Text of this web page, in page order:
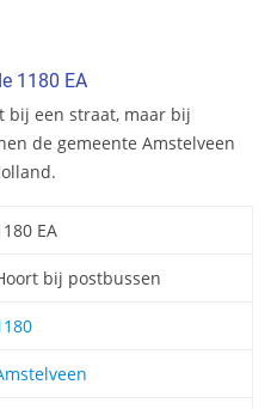
1180 EA
bij een straat, maar bij
de gemeente Amstelveen
EA
bij postbussen